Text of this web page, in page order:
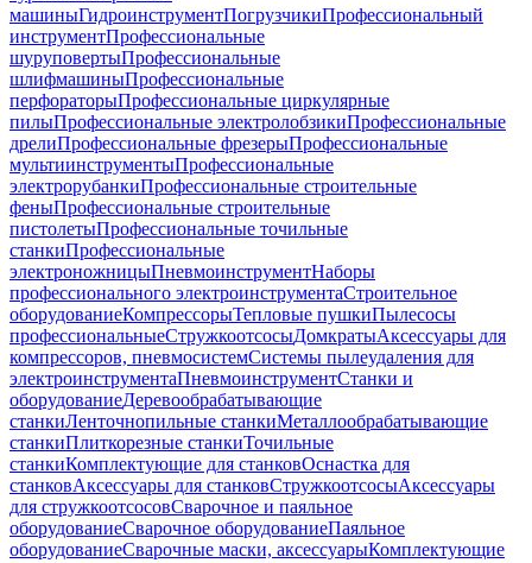
машиныГидроинструментПогрузчикиПрофессиональный
инструментПрофессиональные
шуруповертыПрофессиональные
шлифмашиныПрофессиональные
перфораторыПрофессиональные циркулярные
пилыПрофессиональные электролобзикиПрофессиональные
дрелиПрофессиональные фрезерыПрофессиональные
мультиинструментыПрофессиональные
электрорубанкиПрофессиональные строительные
феныПрофессиональные строительные
пистолетыПрофессиональные точильные
станкиПрофессиональные
электроножницыПневмоинструментНаборы
профессионального электроинструментаСтроительное
оборудованиеКомпрессорыТепловые пушкиПылесосы
профессиональныеСтружкоотсосыДомкратыАксессуары для
компрессоров, пневмосистемСистемы пылеудаления для
электроинструментаПневмоинструментСтанки и
оборудованиеДеревообрабатывающие
станкиЛенточнопильные станкиМеталлообрабатывающие
станкиПлиткорезные станкиТочильные
станкиКомплектующие для станковОснастка для
станковАксессуары для станковСтружкоотсосыАксессуары
для стружкоотсосовСварочное и паяльное
оборудованиеСварочное оборудованиеПаяльное
оборудованиеСварочные маски, аксессуарыКомплектующие